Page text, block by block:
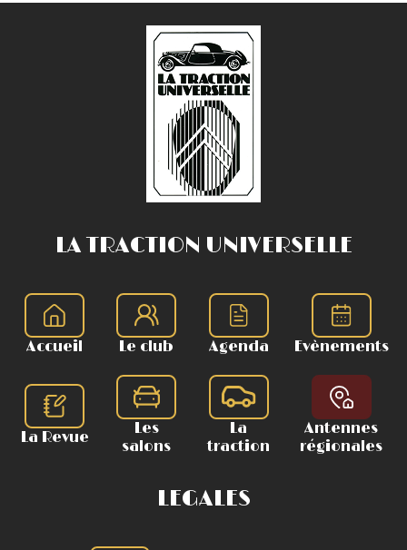
LA TRACTION UNIVERSELLE
Accueil Le club Agenda Evènements
La Revue
Les
salons
La
traction
Antennes
régionales
LEGALES